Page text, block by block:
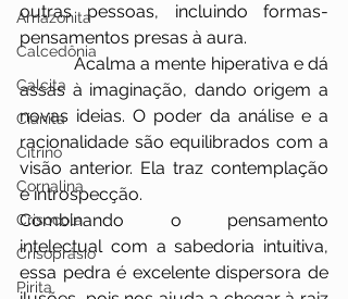
Amazonita
Calcedônia
Calcita
Cianita
Citrino
Cornalina
Crisocola
Crisoprásio
Pirita
outras pessoas, incluindo formas-
pensamentos presas à aura.
            Acalma a mente hiperativa e dá
assas à imaginação, dando origem a
novas ideias. O poder da análise e a
racionalidade são equilibrados com a
visão anterior. Ela traz contemplação
e introspecção.
Combinando o pensamento
intelectual com a sabedoria intuitiva,
essa pedra é excelente dispersora de